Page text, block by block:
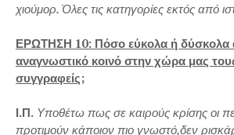
χιούμορ. Όλες τις κατηγορίες εκτός από
ΕΡΩΤΗΣΗ 10: Πόσο εύκολα ή δύσκολα
αναγνωστικό κοινό στην χώρα μας
συγγραφείς;
Ι.Π. Υποθέτω πως σε καιρούς κρίσης οι
προτιμούν κάποιον πιο γνωστό,δεν